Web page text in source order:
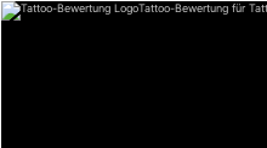
Tattoo-Bewertung für